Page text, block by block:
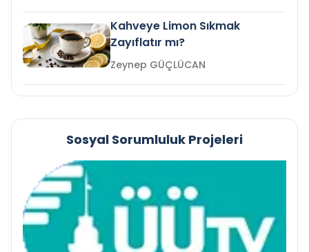
Kahveye Limon Sıkmak
Zayıflatır mı?
Zeynep GÜÇLÜCAN
Sosyal Sorumluluk Projeleri